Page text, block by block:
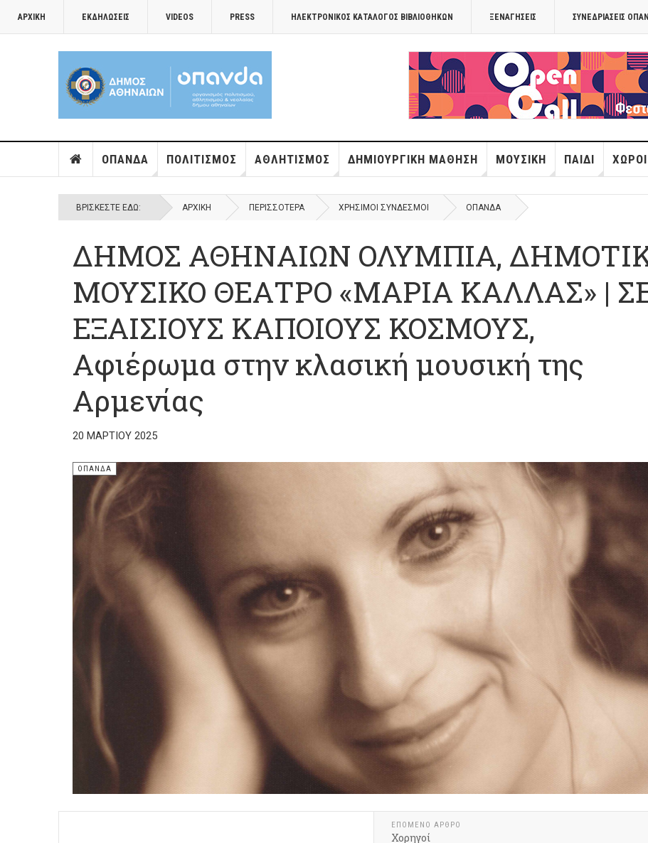
ΑΡΧΙΚΉ ΕΚΔΗΛΏΣΕΙΣ VIDEOS PRESS ΗΛΕΚΤΡΟΝΙΚΟΣ ΚΑΤΑΛΟΓΟΣ ΒΙΒΛΙΟΘΗΚΩΝ ΞΕΝΑΓΉΣΕΙΣ ΣΥΝΕΔΡΙΆΣΕΙΣ
ΟΠΑΝΔΑ ΠΟΛΙΤΙΣΜΌΣ ΑΘΛΗΤΙΣΜΌΣ ΔΗΜΙΟΥΡΓΙΚΉ ΜΆΘΗΣΗ ΜΟΥΣΙΚΉ ΠΑΙΔΊ
ΒΡΊΣΚΕΣΤΕ ΕΔΏ: ΑΡΧΙΚΉ ΠΕΡΙΣΣΌΤΕΡΑ ΧΡΉΣΙΜΟΙ ΣΎΝΔΕΣΜΟΙ ΟΠΑΝΔΑ
ΔΗΜΟΣ ΑΘΗΝΑΙΩΝ ΟΛΥΜΠΙΑ,
ΜΟΥΣΙΚΟ ΘΕΑΤΡΟ «ΜΑΡΙΑ ΚΑΛΛΑΣ» |
ΕΞΑΙΣΙΟΥΣ ΚΑΠΟΙΟΥΣ ΚΟΣΜΟΥΣ,
Αφιέρωμα στην κλασική μουσική της
Αρμενίας
20 ΜΑΡΤΊΟΥ 2025
ΟΠΑΝΔΑ
ΕΠΌΜΕΝΟ ΆΡΘΡΟ
Χορηγοί